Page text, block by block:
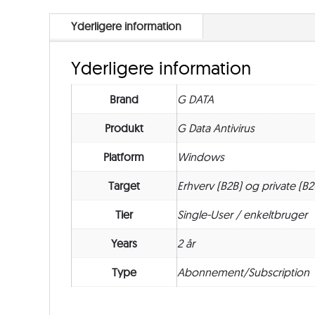
Yderligere information
Yderligere information
Brand G DATA
Produkt G Data Antivirus
Platform Windows
Target Erhverv (B2B) og private
Tier Single-User / enkeltbruger
Years 2 år
Type Abonnement/Subscription